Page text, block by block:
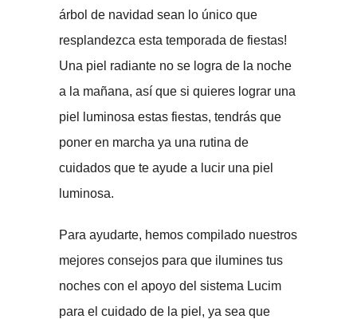
árbol de navidad sean lo único que
resplandezca esta temporada de fiestas!
Una piel radiante no se logra de la noche
a la mañana, así que si quieres lograr una
piel luminosa estas fiestas, tendrás que
poner en marcha ya una rutina de
cuidados que te ayude a lucir una piel
luminosa.
Para ayudarte, hemos compilado nuestros
mejores consejos para que ilumines tus
noches con el apoyo del sistema Lucim
para el cuidado de la piel, ya sea que